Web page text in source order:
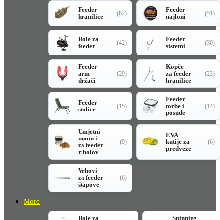
Feeder
hranilice
(62)
Feeder
najloni
(51)
Role za
feeder
(42)
Feeder
sistemi
(30)
Feeder
arm
držači
(29)
Kopče
za feeder
hranilice
(23)
Feeder
stolice
(15)
Feeder
torbe i
posude
(14)
Umjetni
mamci
za feeder
ribolov
(9)
EVA
kutije za
predveze
(6)
Vrhovi
za feeder
štapove
(6)
More
Role za
Spinning